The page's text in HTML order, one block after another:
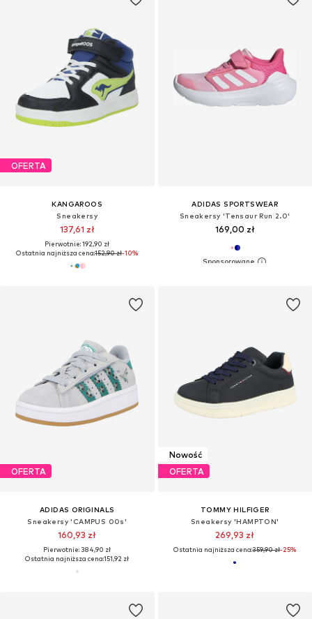
OFERTA
KANGAROOS
Sneakersy
137,61 zł
Pierwotnie: 192,90 zł
Ostatnia najniższa cena:152,90 zł-10%
ADIDAS SPORTSWEAR
Sneakersy 'Tensaur Run 2.0'
169,00 zł
OFERTA
ADIDAS ORIGINALS
Sneakersy 'CAMPUS 00s'
160,93 zł
Pierwotnie: 384,90 zł
Ostatnia najniższa cena:151,92 zł
Nowość
OFERTA
TOMMY HILFIGER
Sneakersy 'HAMPTON'
269,93 zł
Ostatnia najniższa cena:359,90 zł-25%